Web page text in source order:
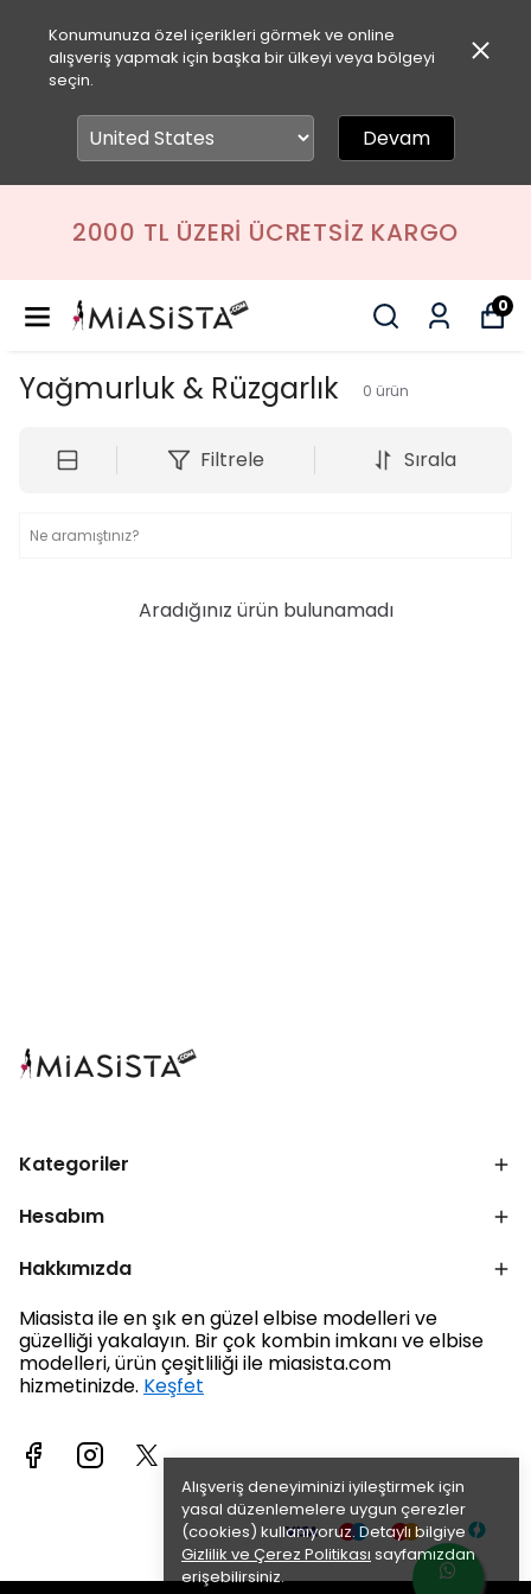
Konumunuza özel içerikleri görmek ve online
alışveriş yapmak için başka bir ülkeyi veya bölgeyi
seçin.
Devam
2000 TL ÜZERI ÜCRETSIZ KARGO
0
Alışveriş deneyiminizi iyileştirmek için
yasal düzenlemelere uygun çerezler
(cookies) kullanıyoruz. Detaylı bilgiye
Gizlilik ve Çerez Politikası sayfamızdan
erişebilirsiniz.
Yağmurluk & Rüzgarlık 0 ürün
Filtrele Sırala
Aradığınız ürün bulunamadı
Kategoriler
Hesabım
Hakkımızda
Miasista ile en şık en güzel elbise modelleri ve
güzelliği yakalayın. Bir çok kombin imkanı ve elbise
modelleri, ürün çeşitliliği ile miasista.com
hizmetinizde. Keşfet